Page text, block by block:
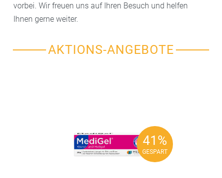
vorbei. Wir freuen uns auf Ihren Besuch und helfen
Ihnen gerne weiter.
AKTIONS-ANGEBOTE
41%
GESPART
41%
GESPART